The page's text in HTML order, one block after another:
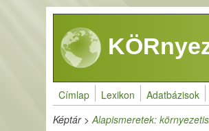
Ugrás a tartalomra
Címlap Lexikon Adatbázisok
Képtár>Alapismeretek: